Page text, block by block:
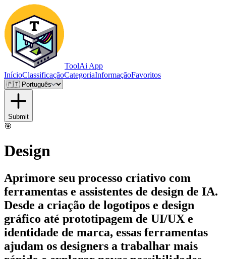
ToolAi App
InícioClassificaçãoCategoriaInformaçãoFavoritos
Submit
🎯
Design
Aprimore seu processo criativo com
ferramentas e assistentes de design de IA.
Desde a criação de logotipos e design
gráfico até prototipagem de UI/UX e
identidade de marca, essas ferramentas
ajudam os designers a trabalhar mais